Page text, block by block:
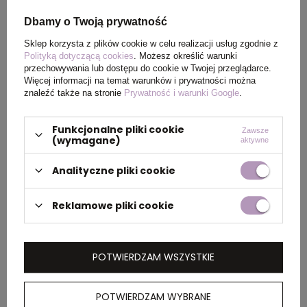
produktu
PAKOWANIE
Wymiary
kartonu
zewnętrznego
70 x 45 x 38 cm
Waga
kartonu
zewnętrznego
14,8
OPIS
Dbamy o Twoją prywatność
Sklep korzysta z plików cookie w celu realizacji usług zgodnie z
Polityką dotyczącą cookies . Możesz określić warunki
przechowywania lub dostępu do cookie w Twojej przeglądarce.
Więcej informacji na temat warunków i prywatności można
znaleźć także na stronie Prywatność i warunki Google
Funkcjonalne pliki cookie
(wymagane)
Zawsze
aktywne
Analityczne pliki cookie
Reklamowe pliki cookie
POTWIERDZAM WYBRANE
POTWIERDZAM WSZYSTKIE